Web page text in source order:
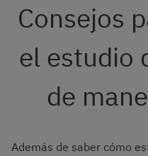
Consejos
el estudio
de
Además de saber cómo